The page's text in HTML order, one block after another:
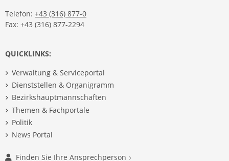
Telefon: +43 (316) 877-0
Fax: +43 (316) 877-2294
QUICKLINKS:
Verwaltung & Serviceportal
Dienststellen & Organigramm
Bezirkshauptmannschaften
Themen & Fachportale
Politik
News Portal
Finden Sie Ihre Ansprechperson